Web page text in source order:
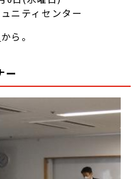
ニティセンター
から。
ー